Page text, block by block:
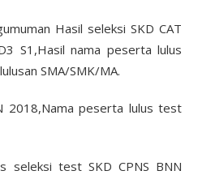
Hasil seleksi SKD CAT
S1,Hasil nama peserta lulus
SMA/SMK/MA.
2018,Nama peserta lulus test
seleksi test SKD CPNS BNN